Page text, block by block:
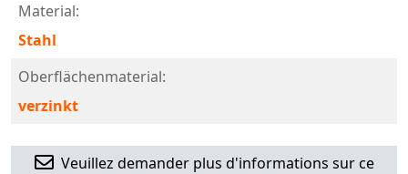
Material:
Stahl
Oberflächenmaterial:
verzinkt
Veuillez demander plus d'informations sur ce